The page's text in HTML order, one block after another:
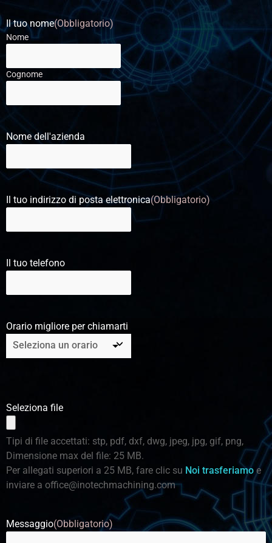
Il tuo nome(Obbligatorio)
Nome
Cognome
Nome dell'azienda
Il tuo indirizzo di posta elettronica(Obbligatorio)
Il tuo telefono
Orario migliore per chiamarti
Seleziona file
Tipi di file accettati: stp, pdf, dxf, dwg, jpeg, jpg, gif, png,
Dimensione max del file: 25 MB.
Per allegati superiori a 25 MB, fare clic su Noi trasferiamo e
inviare a office@inotechmachining.com
Messaggio(Obbligatorio)